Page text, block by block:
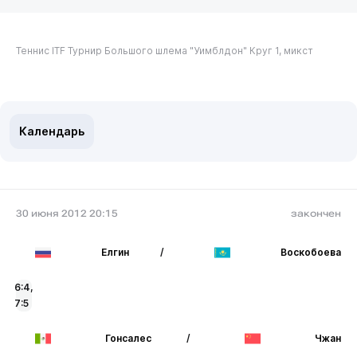
Теннис ITF Турнир Большого шлема "Уимблдон" Круг 1, микст
Календарь
30 июня 2012 20:15 закончен
Елгин / Воскобоева
6:4,
7:5
Гонсалес / Чжан